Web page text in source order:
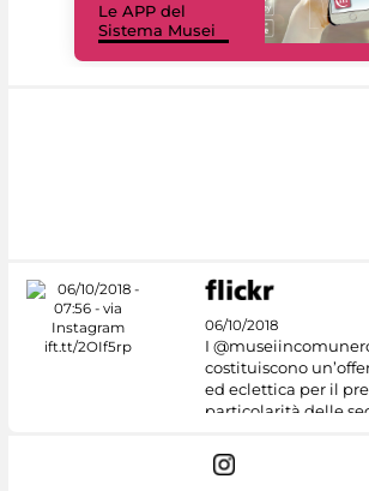
Le APP del
Sistema Musei
06/10/2018
I
costituiscono
ed eclettica per il
particolarità delle